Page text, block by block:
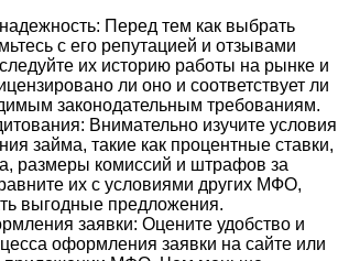
Перед тем как выбрать
с его репутацией и отзывами
их историю работы на рынке и
ли оно и соответствует ли
законодательным требованиям.
Внимательно изучите условия
займа, такие как процентные ставки,
размеры комиссий и штрафов за
их с условиями других МФО,
выгодные предложения.
заявки: Оцените удобство и
оформления заявки на сайте или